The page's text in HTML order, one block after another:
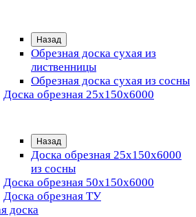
Назад
Обрезная доска сухая из
лиственницы
Обрезная доска сухая из сосны
Доска обрезная 25х150х6000
Назад
Доска обрезная 25x150x6000
из сосны
Доска обрезная 50х150х6000
Доска обрезная ТУ
доска